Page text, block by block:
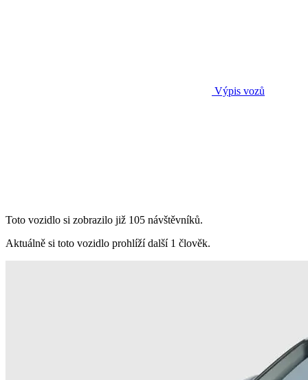
Výpis vozů
Toto vozidlo si zobrazilo již 105 návštěvníků.
Aktuálně si toto vozidlo prohlíží další 1 člověk.